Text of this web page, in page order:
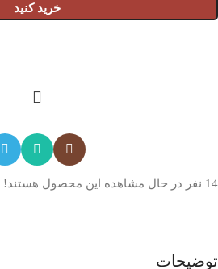
خرید کنید
14 نفر در حال مشاهده این محصول هستند!
توضیحات